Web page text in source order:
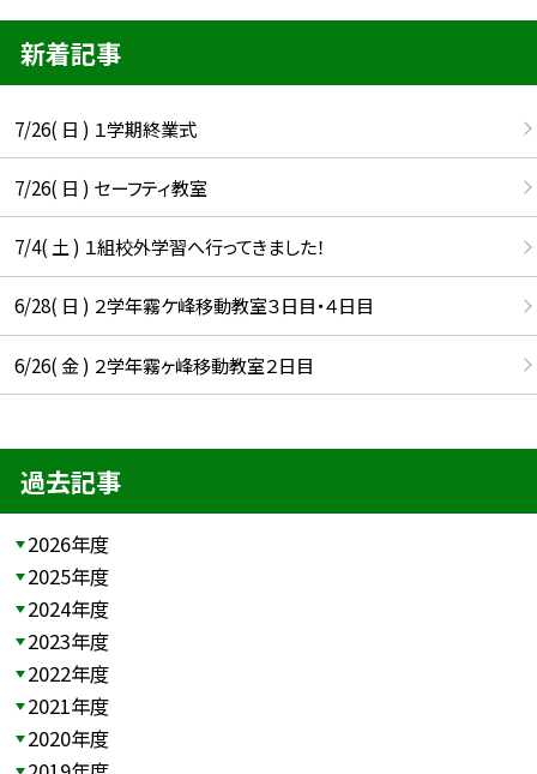
新着記事
7/26( 日 ) １学期終業式
7/26( 日 ) セーフティ教室
7/4( 土 ) １組校外学習へ行ってきました！
6/28( 日 ) ２学年霧ケ峰移動教室３日目・４日目
6/26( 金 ) ２学年霧ヶ峰移動教室２日目
過去記事
2026年度
2025年度
2024年度
2023年度
2022年度
2021年度
2020年度